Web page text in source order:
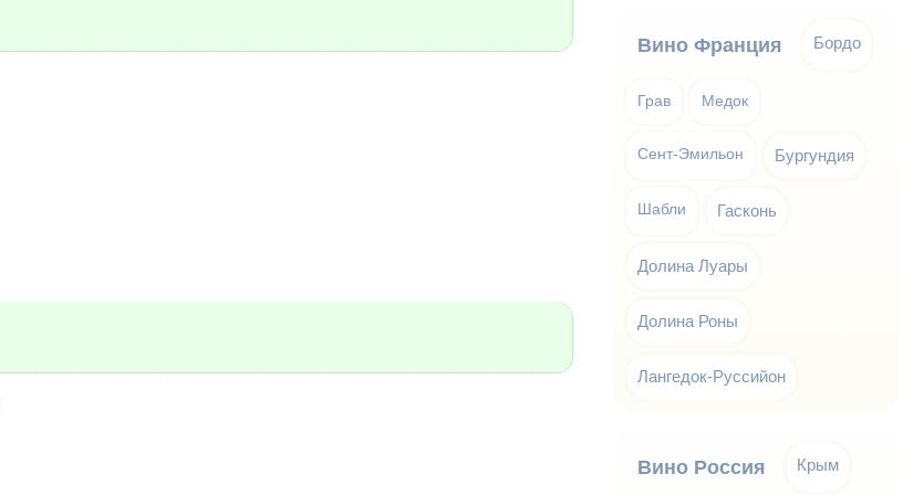
Вино Франция Бордо
Грав Медок
Сент-Эмильон Бургундия
Шабли Гасконь
Долина Луары
Долина Роны
Лангедок-Руссийон
Вино Россия Крым